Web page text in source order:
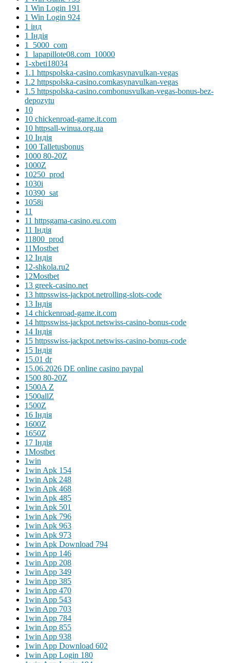
1 Win Login 191
1 Win Login 924
1 інд
1 Індія
1_5000_com
1_lapapillote08.com_10000
1-xbeti18034
1.1 httpspolska-casino.comkasynavulkan-vegas
1.2 httpspolska-casino.comkasynavulkan-vegas
1.5 httpspolska-casino.combonusvulkan-vegas-bonus-bez-
depozytu
10
10 chickenroad-game.it.com
10 httpsall-winua.org.ua
10 Індія
100 Talletusbonus
1000 80-20Z
1000Z
10250_prod
1030i
10390_sat
1058i
11
11 httpsgama-casino.eu.com
11 Індія
11800_prod
11Mostbet
12 Індія
12-shkola.ru2
12Mostbet
13 greek-casino.net
13 httpsswiss-jackpot.netrolling-slots-code
13 Індія
14 chickenroad-game.it.com
14 httpsswiss-jackpot.netswiss-casino-bonus-code
14 Індія
15 httpsswiss-jackpot.netswiss-casino-bonus-code
15 Індія
15.01 dr
15.06.2026 DE online casino paypal
1500 80-20Z
1500A Z
1500allZ
1500Z
16 Індія
1600Z
1650Z
17 Індія
1Mostbet
1win
1win Apk 154
1win Apk 248
1win Apk 468
1win Apk 485
1win Apk 501
1win Apk 796
1win Apk 963
1win Apk 973
1win Apk Download 794
1win App 146
1win App 208
1win App 349
1win App 385
1win App 470
1win App 543
1win App 703
1win App 784
1win App 855
1win App 938
1win App Download 602
1win App Login 180